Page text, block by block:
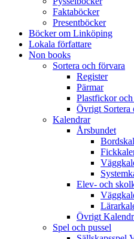
Faktaböcker
Presentböcker
Böcker om Linköping
Lokala författare
Non books
Sortera och förvara
Register
Pärmar
Plastfickor
Övrigt Sortera
Kalendrar
Årsbundet
Elev- och
Övrigt
Spel och pussel